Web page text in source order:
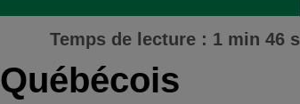
Temps de lecture : 1 min 46 s